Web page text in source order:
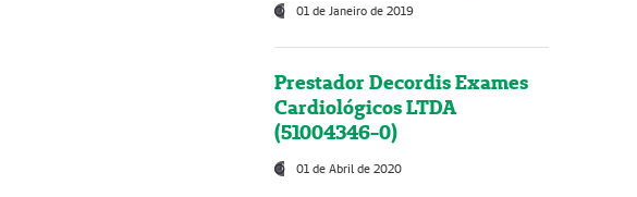
01 de Janeiro de 2019
Prestador Decordis Exames
Cardiológicos LTDA
(51004346-0)
01 de Abril de 2020